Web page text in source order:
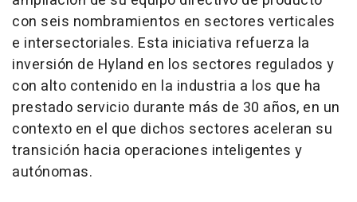
con seis nombramientos en sectores verticales
e intersectoriales. Esta iniciativa refuerza la
inversión de Hyland en los sectores regulados y
con alto contenido en la industria a los que ha
prestado servicio durante más de 30 años, en un
contexto en el que dichos sectores aceleran su
transición hacia operaciones inteligentes y
autónomas.